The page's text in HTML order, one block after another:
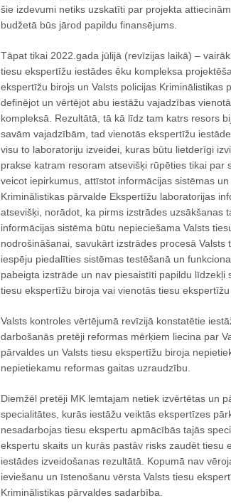
šie izdevumi netiks uzskatīti par projekta
budžetā būs jārod papildu finansējums.
Tāpat tikai 2022.gada jūlijā (revīzijas laikā) –
tiesu ekspertīžu iestādes ēku kompleksa
ekspertīžu birojs un Valsts policijas Kriminālistikas
definējot un vērtējot abu iestāžu vajadzības
kompleksā. Rezultātā, tā kā līdz tam katrs resors
savām vajadzībām, tad vienotās ekspertīžu
visu to laboratoriju izveidei, kuras būtu lietderīgi
prakse katram resoram atsevišķi rūpēties tikai par
veicot iepirkumus, attīstot informācijas sistēmas un
Kriminālistikas pārvalde Ekspertīžu laboratorijas
atsevišķi, norādot, ka pirms izstrādes uzsākšanas
informācijas sistēma būtu nepieciešama Valsts
nodrošināšanai, savukārt izstrādes procesā
iespēju piedalīties sistēmas testēšanā un
pabeigta izstrāde un nav piesaistīti papildu līdzekļi
tiesu ekspertīžu biroja vai vienotās tiesu
Valsts kontroles vērtējumā revīzijā konstatētie
darbošanās pretēji reformas mērķiem liecina par
pārvaldes un Valsts tiesu ekspertīžu biroja
nepietiekamu reformas gaitas uzraudzību.
Diemžēl pretēji MK lemtajam netiek izvērtētas un
specialitātes, kurās iestāžu veiktās ekspertīzes
nesadarbojas tiesu ekspertu apmācībās tajās
ekspertu skaits un kurās pastāv risks zaudēt tiesu
iestādes izveidošanas rezultātā. Kopumā nav
ieviešanu un īstenošanu vērsta Valsts tiesu
Kriminālistikas pārvaldes sadarbība.